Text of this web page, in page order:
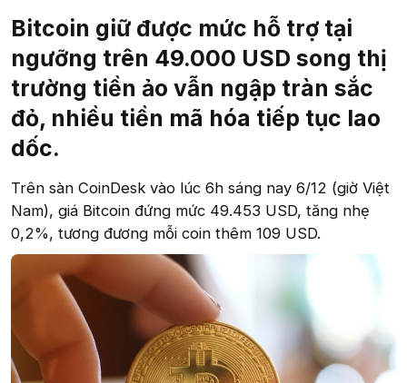
Bitcoin giữ được mức hỗ trợ tại
ngưỡng trên 49.000 USD song thị
trường tiền ảo vẫn ngập tràn sắc
đỏ, nhiều tiền mã hóa tiếp tục lao
dốc.​
Trên sàn CoinDesk vào lúc 6h sáng nay 6/12 (giờ Việt
Nam), giá Bitcoin đứng mức 49.453 USD, tăng nhẹ
0,2%, tương đương mỗi coin thêm 109 USD.